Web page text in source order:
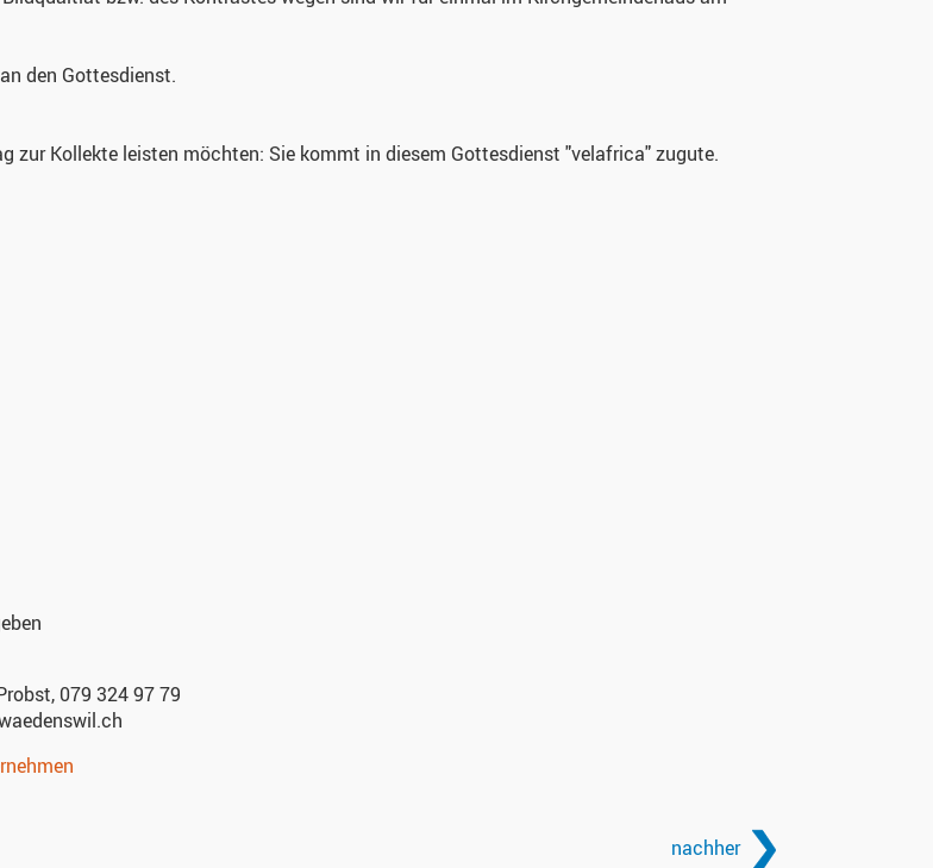
den Gottesdienst.
zur Kollekte leisten möchten: Sie kommt in diesem Gottesdienst "velafrica" zugute.
079 324 97 79
nachher